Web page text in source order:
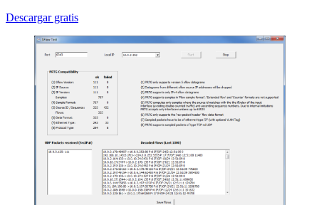
Descargar gratis